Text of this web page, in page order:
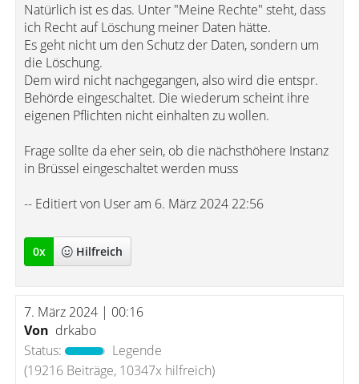
Natürlich ist es das. Unter "Meine Rechte" steht, dass
ich Recht auf Löschung meiner Daten hätte.
Es geht nicht um den Schutz der Daten, sondern um
die Löschung.
Dem wird nicht nachgegangen, also wird die entspr.
Behörde eingeschaltet. Die wiederum scheint ihre
eigenen Pflichten nicht einhalten zu wollen.
Frage sollte da eher sein, ob die nächsthöhere Instanz
in Brüssel eingeschaltet werden muss
-- Editiert von User am 6. März 2024 22:56
0x Hilfreich
7. März 2024 | 00:16
Von drkabo
Status:
Legende
(19216 Beiträge, 10347x hilfreich)